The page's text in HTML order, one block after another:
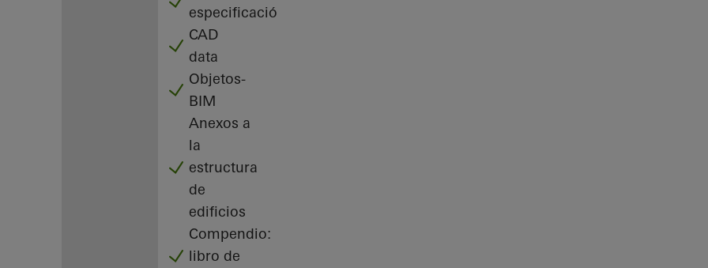
especificación
CAD
data
Objetos-
BIM
Anexos a
la
estructura
de
edificios
Compendio:
libro de